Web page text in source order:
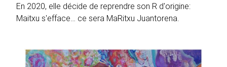
En 2020, elle décide de reprendre son R d'origine:
Maitxu s'efface… ce sera MaRitxu Juantorena.